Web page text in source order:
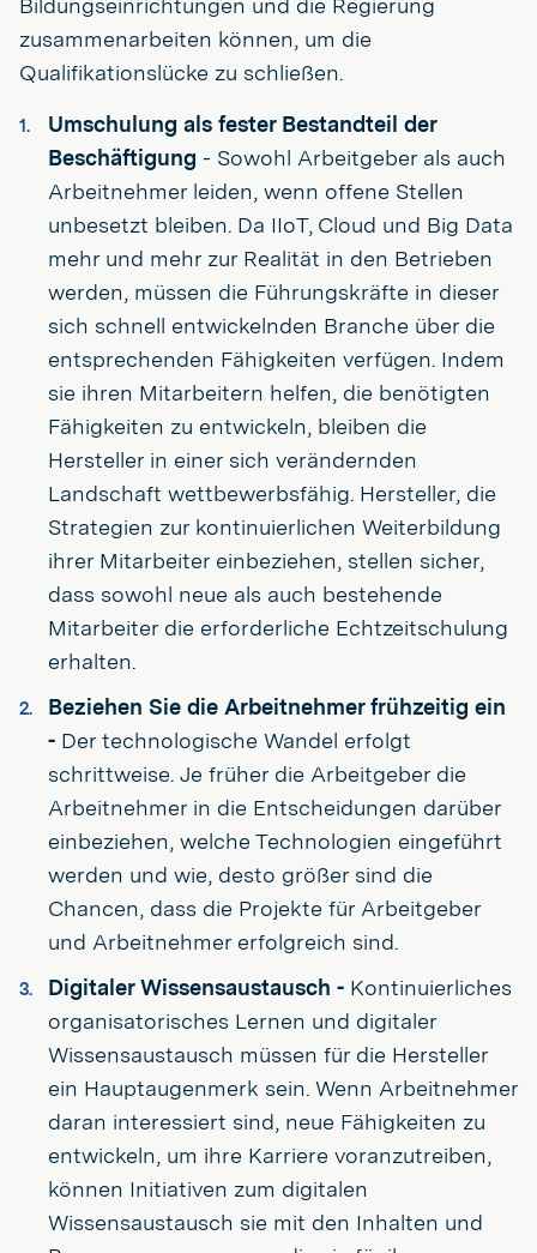
Bildungseinrichtungen und die Regierung
zusammenarbeiten können, um die
Qualifikationslücke zu schließen.
Umschulung als fester Bestandteil der
Beschäftigung - Sowohl Arbeitgeber als auch
Arbeitnehmer leiden, wenn offene Stellen
unbesetzt bleiben. Da IIoT, Cloud und Big Data
mehr und mehr zur Realität in den Betrieben
werden, müssen die Führungskräfte in dieser
sich schnell entwickelnden Branche über die
entsprechenden Fähigkeiten verfügen. Indem
sie ihren Mitarbeitern helfen, die benötigten
Fähigkeiten zu entwickeln, bleiben die
Hersteller in einer sich verändernden
Landschaft wettbewerbsfähig. Hersteller, die
Strategien zur kontinuierlichen Weiterbildung
ihrer Mitarbeiter einbeziehen, stellen sicher,
dass sowohl neue als auch bestehende
Mitarbeiter die erforderliche Echtzeitschulung
erhalten.
Beziehen Sie die Arbeitnehmer frühzeitig ein
-Der technologische Wandel erfolgt
schrittweise. Je früher die Arbeitgeber die
Arbeitnehmer in die Entscheidungen darüber
einbeziehen, welche Technologien eingeführt
werden und wie, desto größer sind die
Chancen, dass die Projekte für Arbeitgeber
und Arbeitnehmer erfolgreich sind.
Digitaler Wissensaustausch - Kontinuierliches
organisatorisches Lernen und digitaler
Wissensaustausch müssen für die Hersteller
ein Hauptaugenmerk sein. Wenn Arbeitnehmer
daran interessiert sind, neue Fähigkeiten zu
entwickeln, um ihre Karriere voranzutreiben,
können Initiativen zum digitalen
Wissensaustausch sie mit den Inhalten und